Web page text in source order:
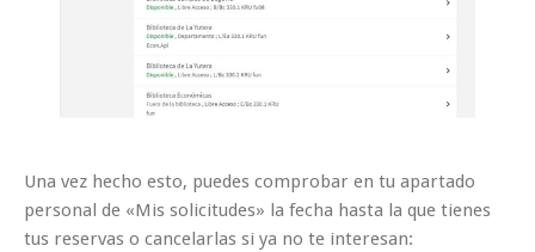
Una vez hecho esto, puedes comprobar en tu apartado
personal de «Mis solicitudes» la fecha hasta la que tienes
tus reservas o cancelarlas si ya no te interesan: